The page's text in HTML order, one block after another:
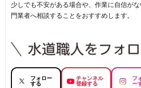
少しでも不安がある場合や、作業に自信が
門業者へ相談することをおすすめします。
フォロー
する
チャンネル
登録する
フ
ー